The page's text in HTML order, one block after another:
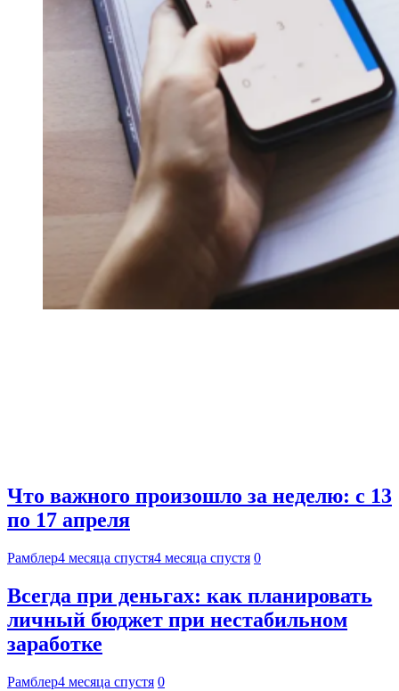
Что важного произошло за неделю: с 13
по 17 апреля
Рамблер4 месяца спустя4 месяца спустя 0
Всегда при деньгах: как планировать
личный бюджет при нестабильном
заработке
Рамблер4 месяца спустя 0